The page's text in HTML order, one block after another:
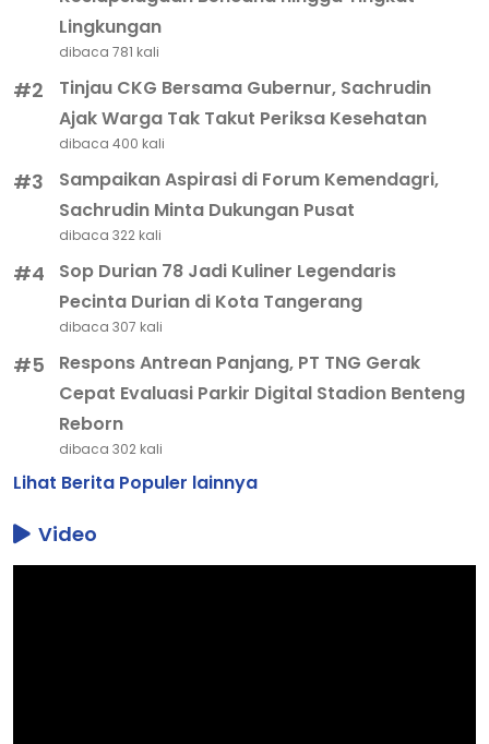
Lingkungan
dibaca 781 kali
#2
Tinjau CKG Bersama Gubernur, Sachrudin
Ajak Warga Tak Takut Periksa Kesehatan
dibaca 400 kali
#3
Sampaikan Aspirasi di Forum Kemendagri,
Sachrudin Minta Dukungan Pusat
dibaca 322 kali
#4
Sop Durian 78 Jadi Kuliner Legendaris
Pecinta Durian di Kota Tangerang
dibaca 307 kali
#5
Respons Antrean Panjang, PT TNG Gerak
Cepat Evaluasi Parkir Digital Stadion Benteng
Reborn
dibaca 302 kali
Lihat Berita Populer lainnya
Video